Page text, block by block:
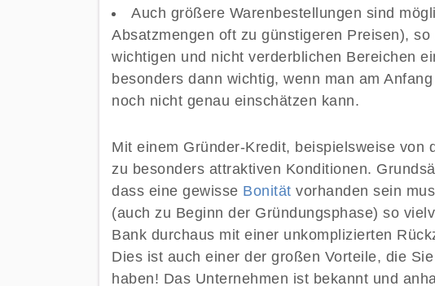
Auch größere Warenbestellungen sind
Absatzmengen oft zu günstigeren Preisen),
wichtigen und nicht verderblichen Bereichen
besonders dann wichtig, wenn man am
noch nicht genau einschätzen kann.
Mit einem Gründer-Kredit, beispielsweise von
zu besonders attraktiven Konditionen.
dass eine gewisse Bonität vorhanden sein
(auch zu Beginn der Gründungsphase) so
Bank durchaus mit einer unkomplizierten
Dies ist auch einer der großen Vorteile, die
haben! Das Unternehmen ist bekannt und